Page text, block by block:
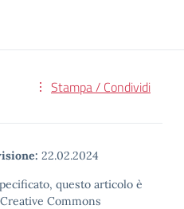
Stampa / Condividi
22.02.2024
questo articolo è
Commons